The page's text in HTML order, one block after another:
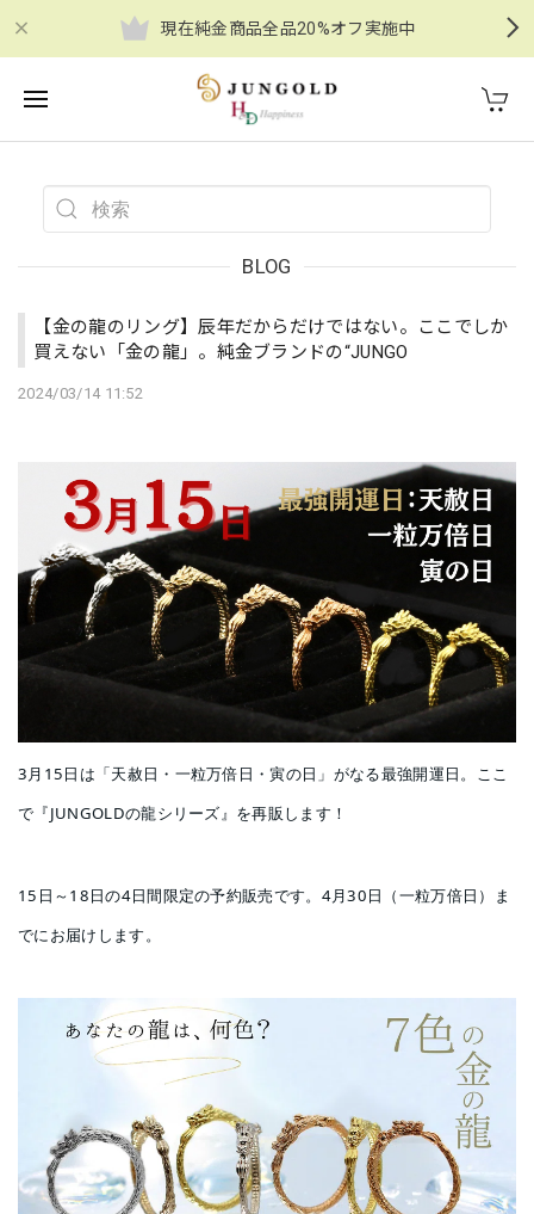
現在純金商品全品20%オフ実施中
BLOG
【金の龍のリング】辰年だからだけではない。ここでしか
買えない「金の龍」。純金ブランドの“JUNGO
2024/03/14 11:52
3月15日は「天赦日・一粒万倍日・寅の日」がなる最強開運日。ここ
で『JUNGOLDの龍シリーズ』を再販します！
15日～18日の4日間限定の予約販売です。4月30日（一粒万倍日）ま
でにお届けします。